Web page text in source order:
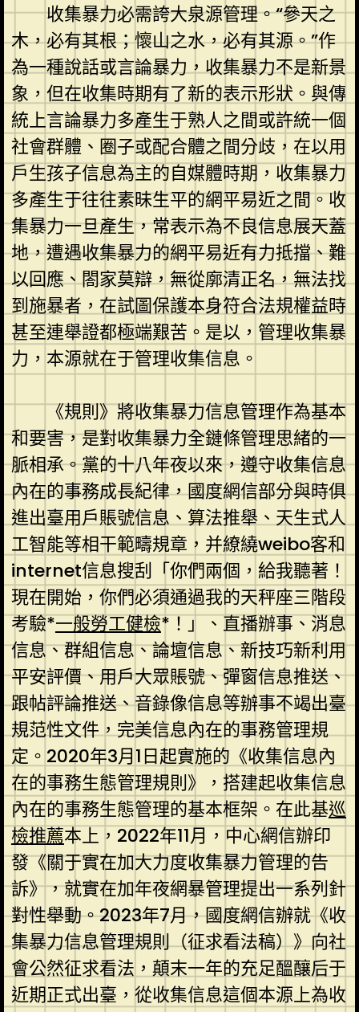
收集暴力必需誇大泉源管理。“參天之
木，必有其根；懷山之水，必有其源。”作
為一種說話或言論暴力，收集暴力不是新景
象，但在收集時期有了新的表示形狀。與傳
統上言論暴力多產生于熟人之間或許統一個
社會群體、圈子或配合體之間分歧，在以用
戶生孩子信息為主的自媒體時期，收集暴力
多產生于往往素昧生平的網平易近之間。收
集暴力一旦產生，常表示為不良信息展天蓋
地，遭遇收集暴力的網平易近有力抵擋、難
以回應、閤家莫辯，無從廓清正名，無法找
到施暴者，在試圖保護本身符合法規權益時
甚至連舉證都極端艱苦。是以，管理收集暴
力，本源就在于管理收集信息。
《規則》將收集暴力信息管理作為基本
和要害，是對收集暴力全鏈條管理思緒的一
脈相承。黨的十八年夜以來，遵守收集信息
內在的事務成長紀律，國度網信部分與時俱
進出臺用戶賬號信息、算法推舉、天生式人
工智能等相干範疇規章，并繚繞weibo客和
internet信息搜刮「你們兩個，給我聽著！
現在開始，你們必須通過我的天秤座三階段
考驗*一般勞工健檢*！」、直播辦事、消息
信息、群組信息、論壇信息、新技巧新利用
平安評價、用戶大眾賬號、彈窗信息推送、
跟帖評論推送、音錄像信息等辦事不竭出臺
規范性文件，完美信息內在的事務管理規
定。2020年3月1日起實施的《收集信息內
在的事務生態管理規則》，搭建起收集信息
內在的事務生態管理的基本框架。在此基巡
檢推薦本上，2022年11月，中心網信辦印
發《關于實在加大力度收集暴力管理的告
訴》，就實在加年夜網暴管理提出一系列針
對性舉動。2023年7月，國度網信辦就《收
集暴力信息管理規則（征求看法稿）》向社
會公然征求看法，顛末一年的充足醞釀后于
近期正式出臺，從收集信息這個本源上為收